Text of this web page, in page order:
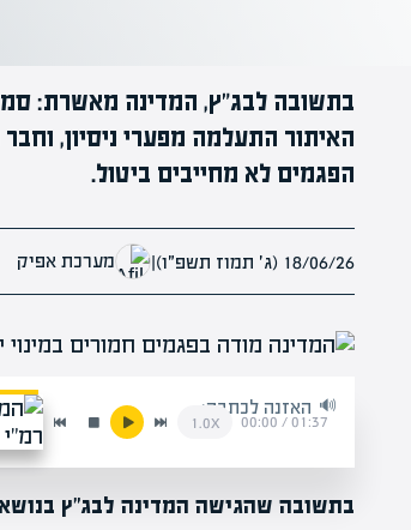
בתשובה לבג"ץ, המדינה מאשרת:
האיתור התעלמה מפערי ניסיון,
הפגמים לא מחייבים ביטול.
18/06/26 (ג׳ תמוז תשפ״ו) | מערכת אפיק
האזנה לכתבה:
01:37
/
00:00
1.0x
בתשובה שהגישה המדינה לבג"ץ בנושא